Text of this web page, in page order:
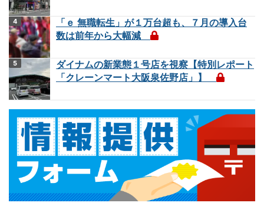
「ｅ 無職転生」が１万台超も、７月の導入台
数は前年から大幅減
ダイナムの新業態１号店を視察【特別レポート
「クレーンマート大阪泉佐野店」】